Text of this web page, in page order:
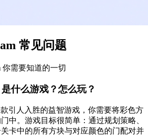
常见问题
你需要知道的一切
什么游戏？怎么玩？
款引人入胜的益智游戏，你需要将彩色方
中。游戏目标很简单：通过规划策略、
卡中的所有方块与对应颜色的门配对并